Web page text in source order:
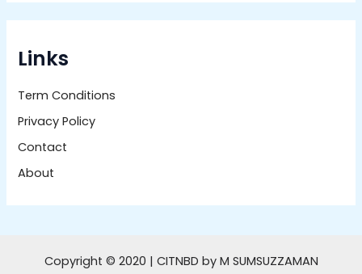
Links
Term Conditions
Privacy Policy
Contact
About
Copyright © 2020 | CITNBD by M SUMSUZZAMAN